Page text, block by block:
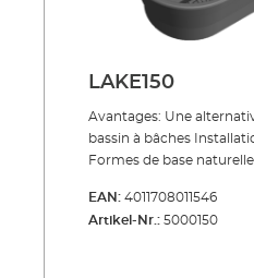
LAKE150
Avantages: Une alternative conviviale au
bassin à bâches
Formes de base
optimal pour les animaux
Fabrication de haute
EAN: 4011708011546
Artikel-Nr.: 5000150